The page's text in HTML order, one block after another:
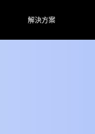
解決方案